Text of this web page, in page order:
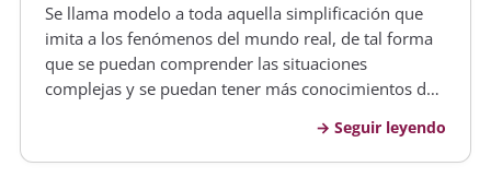
Se llama modelo a toda aquella simplificación que
imita a los fenómenos del mundo real, de tal forma
que se puedan comprender las situaciones
complejas y se puedan tener más conocimientos de
esta web son: - MODELOS DE CURRICULUMS -
MODELOS DE RECURSOS DE MULTAS DE TRAF…
Seguir leyendo